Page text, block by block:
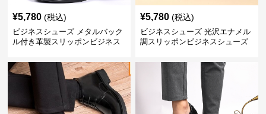
¥5,780 (税込)
ビジネスシューズ メタルバック
ル付き革製スリッポンビジネス
¥5,780 (税込)
ビジネスシューズ 光沢エナメル
調スリッポンビジネスシューズ